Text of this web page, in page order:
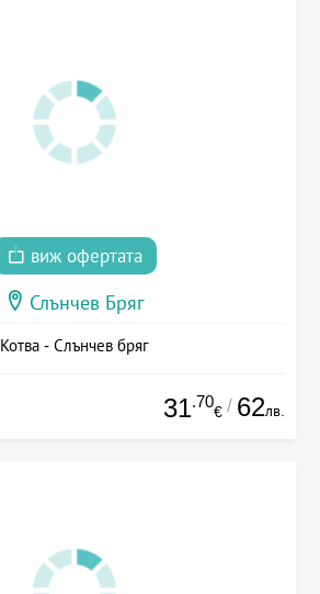
виж офертата
Слънчев Бряг
Котва - Слънчев бряг
31.70
€ / 62лв.